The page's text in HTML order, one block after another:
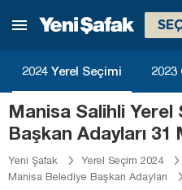
2024 Yerel Seçimi 2023
Manisa Salihli Yerel
Başkan Adayları 31
Yeni Şafak
Yerel Seçim 2024
Manisa Belediye Başkan Adayları
Kırklareli
Kilis
Kocaeli
Konya